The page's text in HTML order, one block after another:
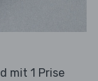
mit 1 Prise